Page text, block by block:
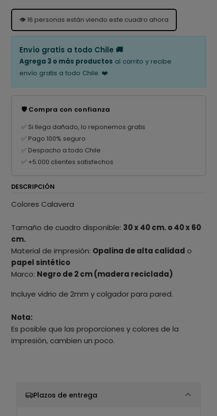
👁️16 personas están viendo este cuadro ahora
Envío gratis a todo Chile 🚚
Agrega 3 o más productos al carrito y recibe
envío gratis a todo Chile. ❤️
🛡️ Compra con confianza
✅ Si llega dañado, lo reponemos gratis
✅ Pago 100% seguro
✅ Despacho a todo Chile
✅ +5.000 clientes satisfechos
DESCRIPCIÓN
Colores Calavera
Tamaño de cuadro disponible: 30 x 40 cm. o 40 x 60
cm.
Material de impresión: Opalina de alta calidad o
papel sintético
Marco: Negro de 2 cm (madera reciclada)
Incluye vidrio de 2mm y colgador para pared.
Nota:
Es posible que las proporciones y colores de la
impresión, cambien un poco.
Plazos de entrega